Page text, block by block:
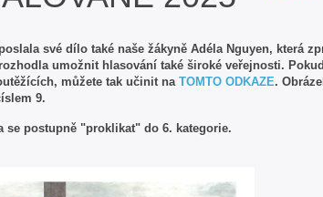
své dílo také naše žákyně Adéla Nguyen, která
umožnit hlasování také široké veřejnosti.
můžete tak učinit na TOMTO ODKAZE.
9.
se postupně "proklikat" do 6. kategorie.